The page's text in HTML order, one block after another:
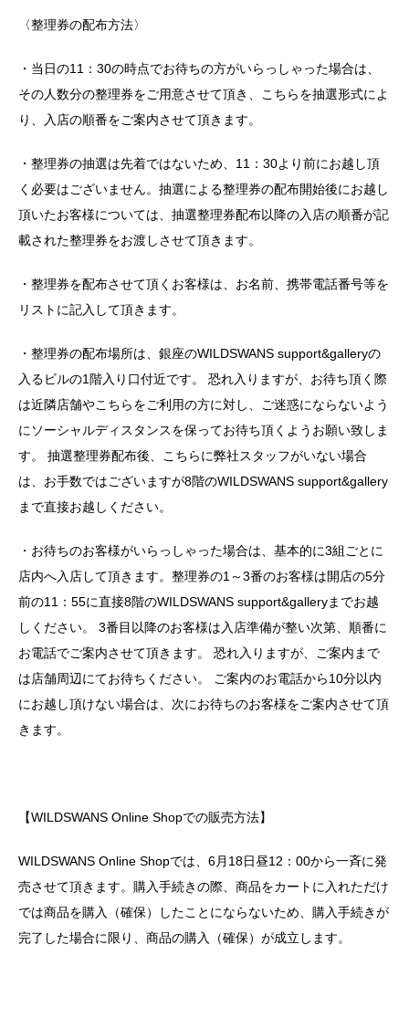
〈整理券の配布方法〉
・当日の11：30の時点でお待ちの方がいらっしゃった場合は、
その人数分の整理券をご用意させて頂き、こちらを抽選形式によ
り、入店の順番をご案内させて頂きます。
・整理券の抽選は先着ではないため、11：30より前にお越し頂
く必要はございません。抽選による整理券の配布開始後にお越し
頂いたお客様については、抽選整理券配布以降の入店の順番が記
載された整理券をお渡しさせて頂きます。
・整理券を配布させて頂くお客様は、お名前、携帯電話番号等を
リストに記入して頂きます。
・整理券の配布場所は、銀座のWILDSWANS support&galleryの
入るビルの1階入り口付近です。 恐れ入りますが、お待ち頂く際
は近隣店舗やこちらをご利用の方に対し、ご迷惑にならないよう
にソーシャルディスタンスを保ってお待ち頂くようお願い致しま
す。 抽選整理券配布後、こちらに弊社スタッフがいない場合
は、お手数ではございますが8階のWILDSWANS support&gallery
まで直接お越しください。
・お待ちのお客様がいらっしゃった場合は、基本的に3組ごとに
店内へ入店して頂きます。整理券の1～3番のお客様は開店の5分
前の11：55に直接8階のWILDSWANS support&galleryまでお越
しください。 3番目以降のお客様は入店準備が整い次第、順番に
お電話でご案内させて頂きます。 恐れ入りますが、ご案内まで
は店舗周辺にてお待ちください。 ご案内のお電話から10分以内
にお越し頂けない場合は、次にお待ちのお客様をご案内させて頂
きます。
【WILDSWANS Online Shopでの販売方法】
WILDSWANS Online Shopでは、6月18日昼12：00から一斉に発
売させて頂きます。購入手続きの際、商品をカートに入れただけ
では商品を購入（確保）したことにならないため、購入手続きが
完了した場合に限り、商品の購入（確保）が成立します。